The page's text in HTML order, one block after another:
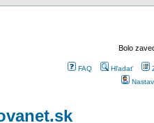
Bolo
FAQ Hľadať